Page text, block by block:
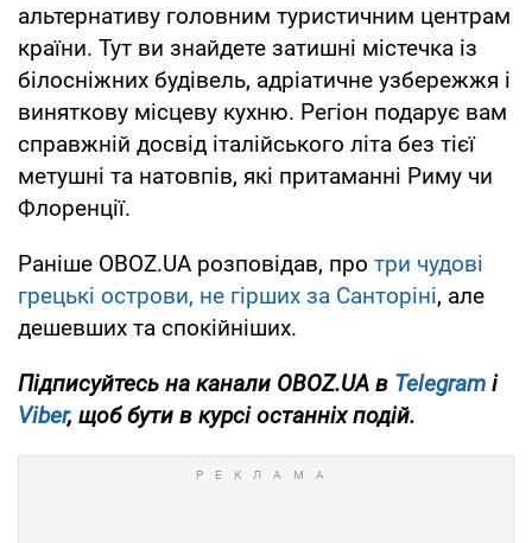
альтернативу головним туристичним центрам
країни. Тут ви знайдете затишні містечка із
білосніжних будівель, адріатичне узбережжя і
виняткову місцеву кухню. Регіон подарує вам
справжній досвід італійського літа без тієї
метушні та натовпів, які притаманні Риму чи
Флоренції.
Раніше OBOZ.UA розповідав, про три чудові
грецькі острови, не гірших за Санторіні, але
дешевших та спокійніших.
Підписуйтесь на канали OBOZ.UA в Telegram і
Viber, щоб бути в курсі останніх подій.